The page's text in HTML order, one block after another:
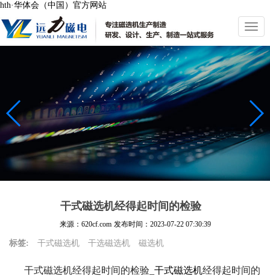
hth·华体会（中国）官方网站
切
换
导
航
干式磁选机经得起时间的检验
来源：620cf.com 发布时间： 2023-07-22 07:30:39
标签: 干式磁选机 干选磁选机 磁选机
干式磁选机经得起时间的检验_ 干式磁选机经得起时间的